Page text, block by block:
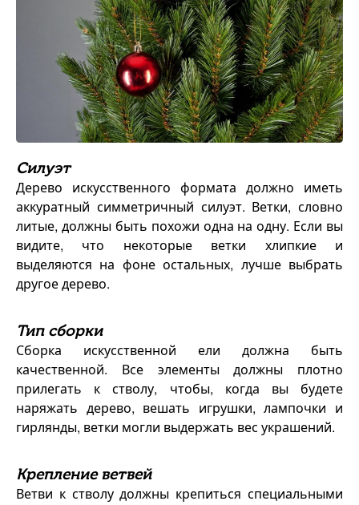
Силуэт
Дерево искусственного формата должно иметь
аккуратный симметричный силуэт. Ветки, словно
литые, должны быть похожи одна на одну. Если вы
видите, что некоторые ветки хлипкие и
выделяются на фоне остальных, лучше выбрать
другое дерево.
Тип сборки
Сборка искусственной ели должна быть
качественной. Все элементы должны плотно
прилегать к стволу, чтобы, когда вы будете
наряжать дерево, вешать игрушки, лампочки и
гирлянды, ветки могли выдержать вес украшений.
Крепление ветвей
Ветви к стволу должны крепиться специальными